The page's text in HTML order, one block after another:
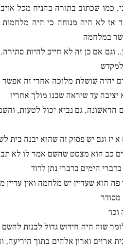
כמו שכתוב בתורה בהניח מכל
אז לא היה מנוחה כי היה מלחמות
במלחמה
וגם אם כן זה לא חייב להיות
למקדש
יהיה שושלת מלוכה אחרי זה
יציבה עד שיראה שבנו מולך אחריו
הראשונה, גם נביא יכול לטעות,
יז וגם יש פסוק זה שהוא יבנה בית
כב הוא מצטט שהשם אמר לו לא
הימים בדברי נתן לדוד
הוא שעדיין יש מלחמה ואין עדיין
שזה היה חידוש גדול לבנות
ארזים וארון אלהים בתוך היריעה,